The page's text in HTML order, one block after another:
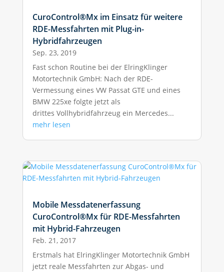
CuroControl®Mx im Einsatz für weitere
RDE-Messfahrten mit Plug-in-
Hybridfahrzeugen
Sep. 23, 2019
Fast schon Routine bei der ElringKlinger
Motortechnik GmbH: Nach der RDE-
Vermessung eines VW Passat GTE und eines
BMW 225xe folgte jetzt als
drittes Vollhybridfahrzeug ein Mercedes...
mehr lesen
Mobile Messdatenerfassung
CuroControl®Mx für RDE-Messfahrten
mit Hybrid-Fahrzeugen
Feb. 21, 2017
Erstmals hat ElringKlinger Motortechnik GmbH
jetzt reale Messfahrten zur Abgas- und